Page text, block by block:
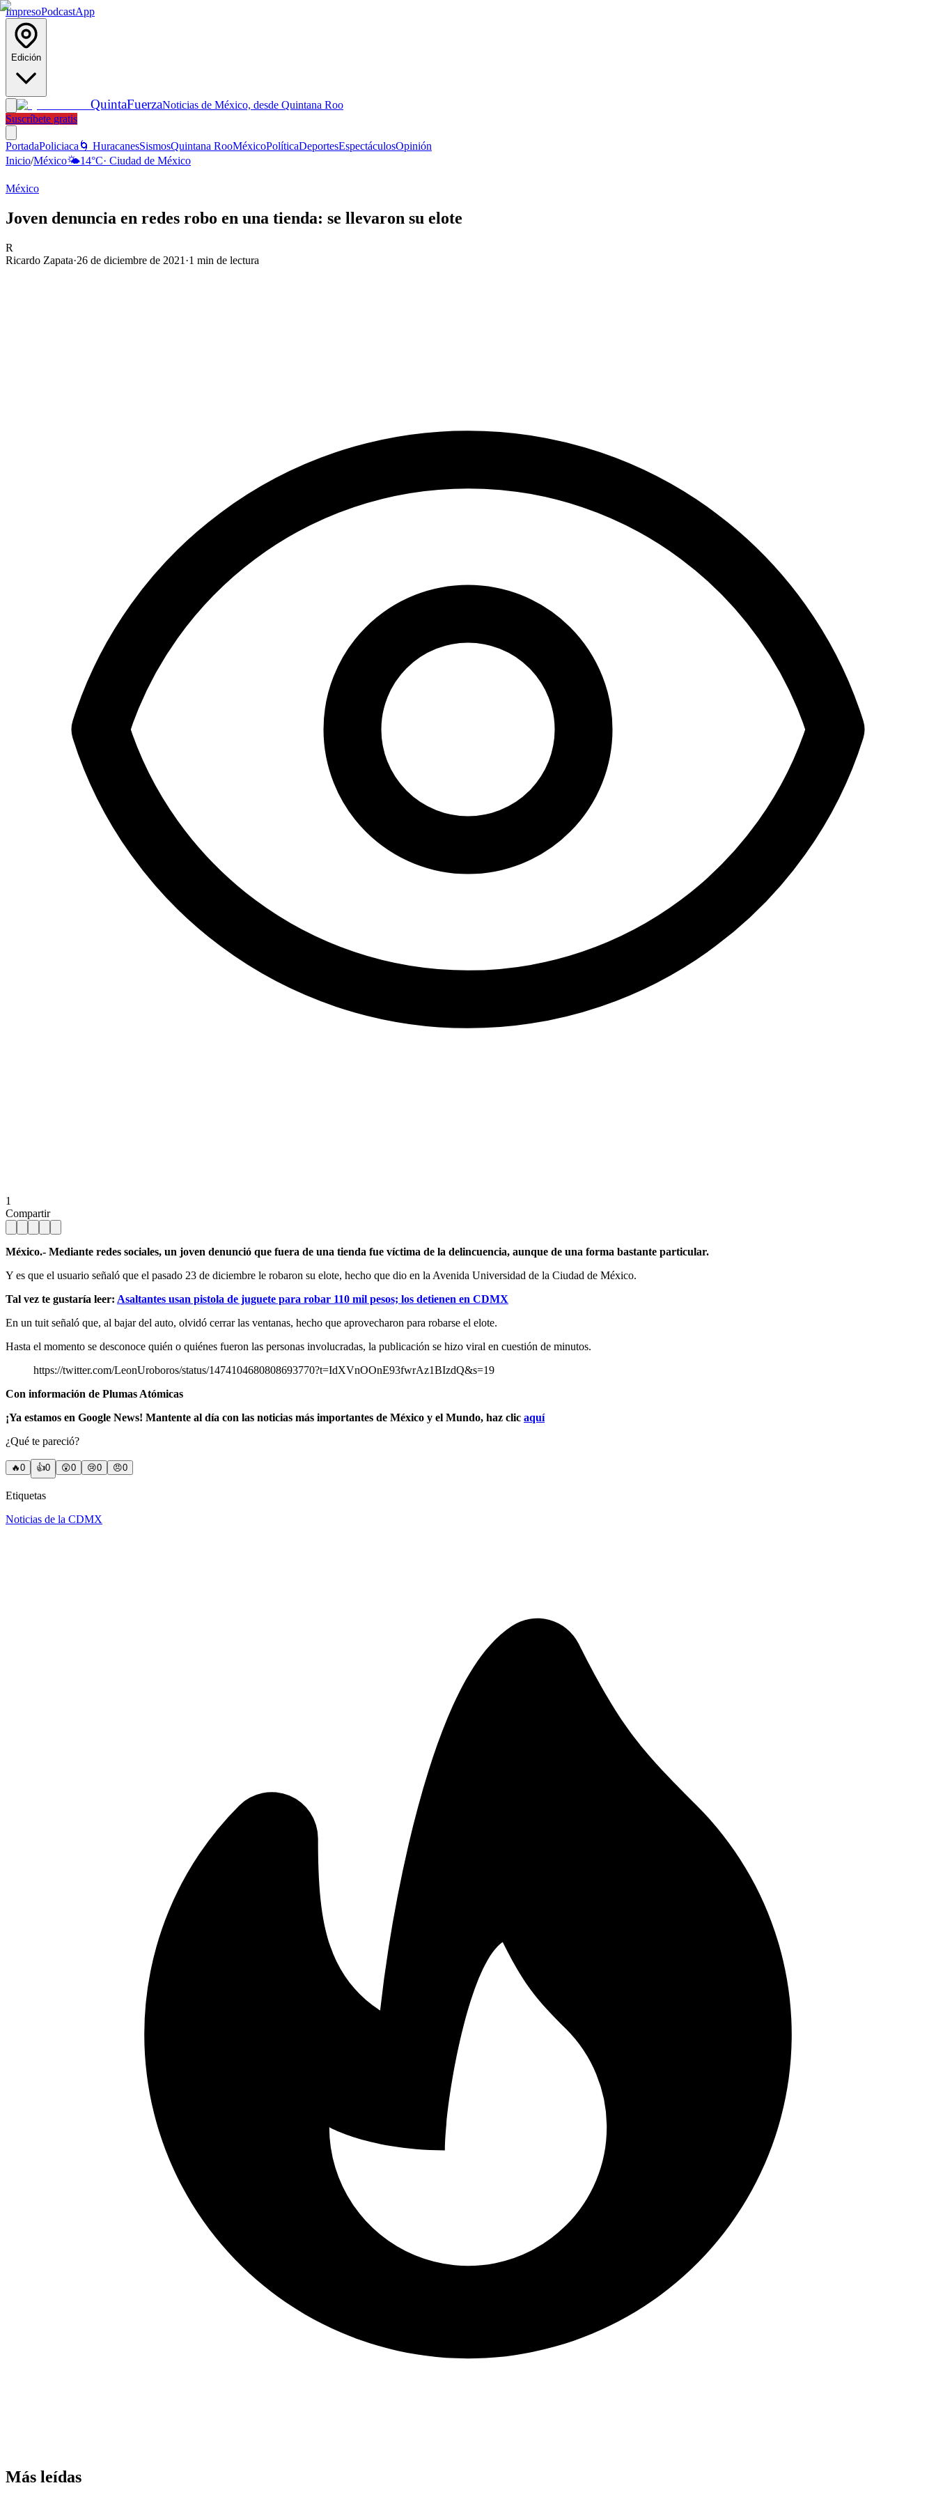
ImpresoPodcastApp
Edición
QuintaFuerzaNoticias de México, desde Quintana Roo
Suscríbete gratis
PortadaPoliciaca 🌀 HuracanesSismosQuintana RooMéxicoPolíticaDeportesEspectáculosOpinión
Inicio/México🌤️14°C· Ciudad de México
México
Joven denuncia en redes robo en una tienda: se llevaron su elote
R
Ricardo Zapata·26 de diciembre de 2021 ·1 min de lectura
1
Compartir
México.- Mediante redes sociales, un joven denunció que fuera de una tienda fue víctima de la delincuencia, aunque de una forma bastante particular.
Y es que el usuario señaló que el pasado 23 de diciembre le robaron su elote, hecho que dio en la Avenida Universidad de la Ciudad de México.
Tal vez te gustaría leer: Asaltantes usan pistola de juguete para robar 110 mil pesos; los detienen en CDMX
En un tuit señaló que, al bajar del auto, olvidó cerrar las ventanas, hecho que aprovecharon para robarse el elote.
Hasta el momento se desconoce quién o quiénes fueron las personas involucradas, la publicación se hizo viral en cuestión de minutos.
https://twitter.com/LeonUroboros/status/1474104680808693770?t=IdXVnOOnE93fwrAz1BIzdQ&s=19
Con información de Plumas Atómicas
¡Ya estamos en Google News! Mantente al día con las noticias más importantes de México y el Mundo, haz clic aquí
¿Qué te pareció?
🔥0 👍0 😲0 😢0 😠0
Etiquetas
Noticias de la CDMX
Más leídas